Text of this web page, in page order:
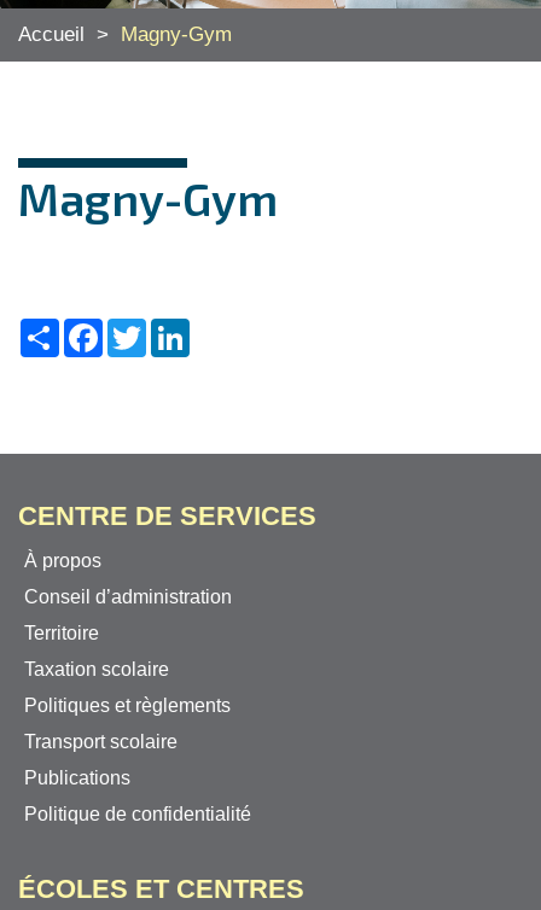
Accueil > Magny-Gym
Magny-Gym
ShareFacebook
Twitter
CENTRE DE SERVICES
À propos
Conseil d’administration
Territoire
Taxation scolaire
Politiques et règlements
Transport scolaire
Publications
Politique de confidentialité
ÉCOLES ET CENTRES